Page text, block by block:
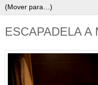
ESCAPADELA A